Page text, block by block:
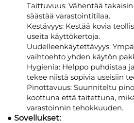
Taittuvuus: Vähentää
säästää varastointitilaa.
Kestävyys: Kestää kovia
useita käyttökertoja.
Uudelleenkäytettävyys:
vaihtoehto yhden käytön
Hygienia: Helppo puhdistaa
tekee niistä sopivia useisiin
Pinottavuus: Suunniteltu
koottuna että taitettuna,
varastoinnin tehokkuuden.
● Sovellukset: